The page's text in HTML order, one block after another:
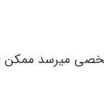
میرسد ممکن